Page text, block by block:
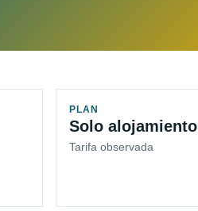
PLAN
Solo alojamiento
Tarifa observada